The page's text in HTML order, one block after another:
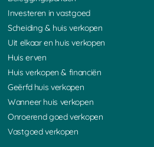
Investeren in vastgoed
Scheiding & huis verkopen
Uit elkaar en huis verkopen
Huis erven
Huis verkopen & financiën
Geërfd huis verkopen
Wanneer huis verkopen
Onroerend goed verkopen
Vastgoed verkopen